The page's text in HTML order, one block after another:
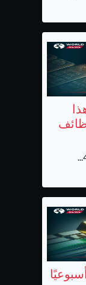
يرتفع 7% أسبوعيًا